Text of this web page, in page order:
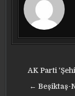
Yazı
AK Parti
← Beşiktaş-